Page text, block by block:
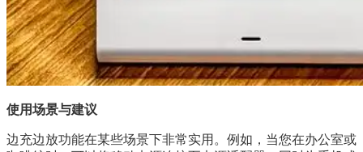
使用场景与建议
边充边放功能在某些场景下非常实用。例如，当您在办公室或